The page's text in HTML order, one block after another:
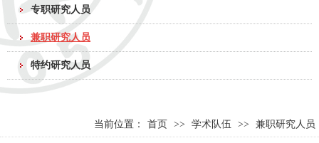
专职研究人员
兼职研究人员
特约研究人员
当前位置： 首页 >> 学术队伍 >> 兼职研究人员